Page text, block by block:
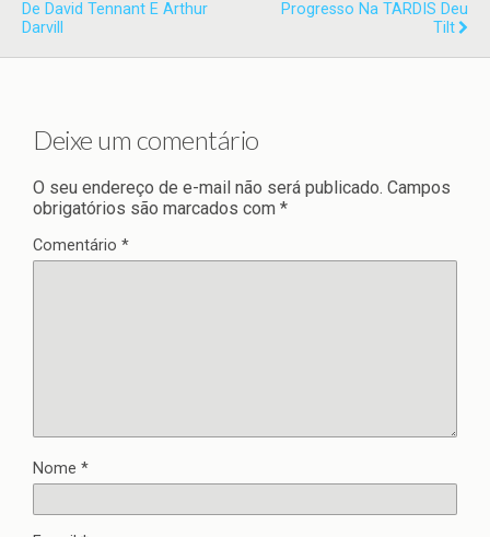
De David Tennant E Arthur
Darvill
Progresso Na TARDIS Deu
Tilt
Deixe um comentário
O seu endereço de e-mail não será publicado. Campos
obrigatórios são marcados com *
Comentário *
Nome *